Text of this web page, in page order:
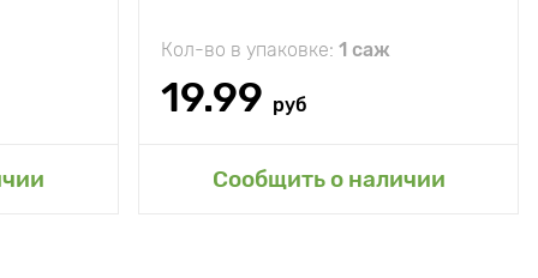
Кол-во в упаковке: 1 саж
19.99 руб
Сообщить о наличии
Добавить в мой сад